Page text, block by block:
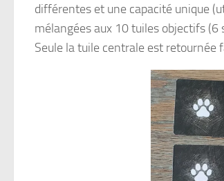
différentes et une capacité unique
mélangées aux 10 tuiles objectifs (6
Seule la tuile centrale est retournée